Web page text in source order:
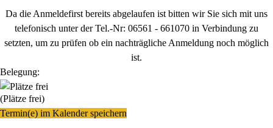
Da die Anmeldefirst bereits abgelaufen ist bitten wir Sie sich mit uns
telefonisch unter der Tel.-Nr: 06561 - 661070 in Verbindung zu
setzten, um zu prüfen ob ein nachträgliche Anmeldung noch möglich
ist.
Belegung:
(Plätze frei)
Termin(e) im Kalender speichern